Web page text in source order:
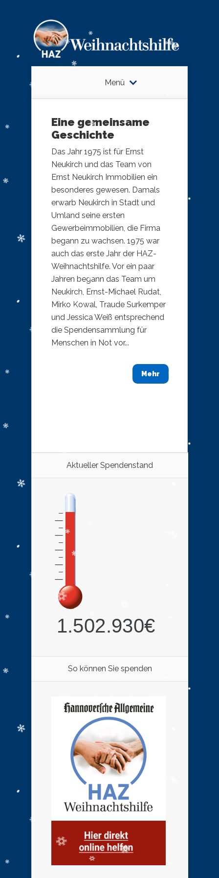
Menü
Eine gemeinsame
Geschichte
Das Jahr 1975 ist für Ernst
Neukirch und das Team von
Ernst Neukirch Immobilien ein
besonderes gewesen. Damals
erwarb Neukirch in Stadt und
Umland seine ersten
Gewerbeimmobilien, die Firma
begann zu wachsen. 1975 war
auch das erste Jahr der HAZ-
Weihnachtshilfe. Vor ein paar
Jahren begann das Team um
Neukirch, Ernst-Michael Rudat,
Mirko Kowal, Traude Surkemper
und Jessica Weiß entsprechend
die Spendensammlung für
Menschen in Not vor...
Mehr
Aktueller Spendenstand
So können Sie spenden